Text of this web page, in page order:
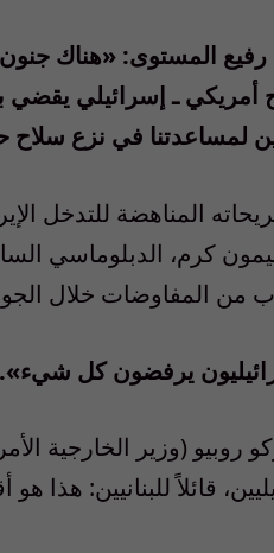
المستوى: «هناك جنون
أمريكي ـ إسرائيلي يقضي
لمساعدتنا في نزع سلاح
المناهضة للتدخل
كرم، الدبلوماسي
من المفاوضات خلال
يرفضون كل شيء».
روبيو (وزير الخارجية
قائلاً للبنانيين: